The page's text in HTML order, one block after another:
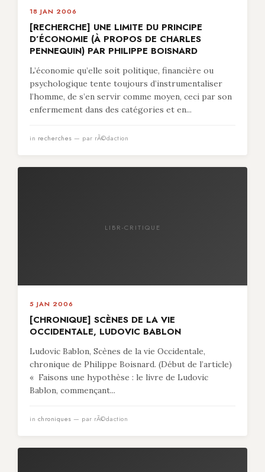
18 JAN 2006
[RECHERCHE] UNE LIMITE DU PRINCIPE
D’ÉCONOMIE (À PROPOS DE CHARLES
PENNEQUIN) PAR PHILIPPE BOISNARD
L’économie qu’elle soit politique, financière ou
psychologique tente toujours d’instrumentaliser
l’homme, de s’en servir comme moyen, ceci par son
enfermement dans des catégories et en...
in recherches — par rÃ©daction
LIBR-CRITIQUE
5 JAN 2006
[CHRONIQUE] SCÈNES DE LA VIE
OCCIDENTALE, LUDOVIC BABLON
Ludovic Bablon, Scènes de la vie Occidentale,
chronique de Philippe Boisnard. (Début de l’article)
« Faisons une hypothèse : le livre de Ludovic
Bablon, commençant...
in chroniques — par rÃ©daction